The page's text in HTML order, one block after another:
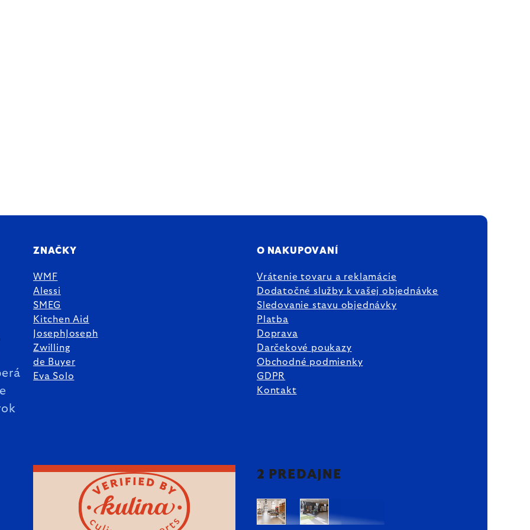
ZNAČKY
WMF
Alessi
SMEG
Kitchen Aid
JosephJoseph
Zwilling
de Buyer
Eva Solo
O NAKUPOVANÍ
Vrátenie tovaru a reklamácie
Dodatočné služby k vašej objednávke
Sledovanie stavu objednávky
Platba
Doprava
Darčekové poukazy
Obchodné podmienky
GDPR
Kontakt
2 PREDAJNE